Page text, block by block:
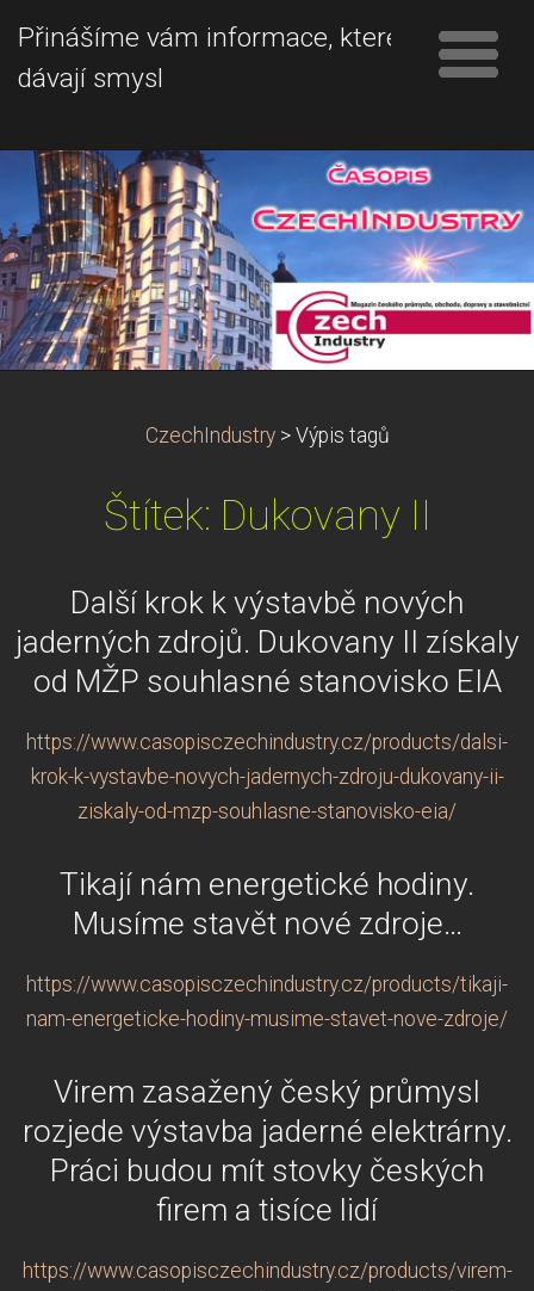
Přinášíme vám informace, které
dávají smysl
CzechIndustry > Výpis tagů
Štítek: Dukovany II
Další krok k výstavbě nových
jaderných zdrojů. Dukovany II získaly
od MŽP souhlasné stanovisko EIA
https://www.casopisczechindustry.cz/products/dalsi-
krok-k-vystavbe-novych-jadernych-zdroju-dukovany-ii-
ziskaly-od-mzp-souhlasne-stanovisko-eia/
Tikají nám energetické hodiny.
Musíme stavět nové zdroje…
https://www.casopisczechindustry.cz/products/tikaji-
nam-energeticke-hodiny-musime-stavet-nove-zdroje/
Virem zasažený český průmysl
rozjede výstavba jaderné elektrárny.
Práci budou mít stovky českých
firem a tisíce lidí
https://www.casopisczechindustry.cz/products/virem-